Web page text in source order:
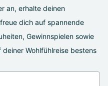
an, erhalte deinen
dich auf spannende
Gewinnspielen sowie
Wohlfühlreise bestens